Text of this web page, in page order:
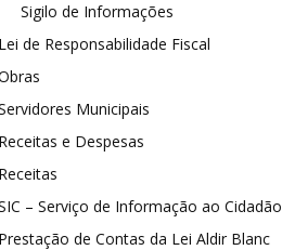
Sigilo de Informações
de Responsabilidade Fiscal
Municipais
e Despesas
– Serviço de Informação ao Cidadão
de Contas da Lei Aldir Blanc